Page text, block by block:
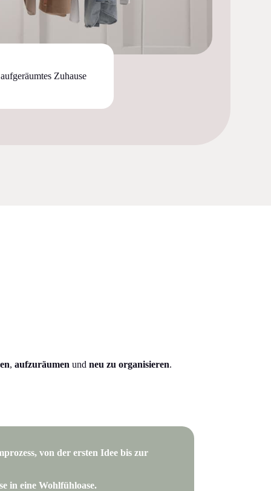
Zuhause
,aufzuräumenundneu zu organisieren.
von der ersten Idee bis zur
in eine Wohlfühloase.